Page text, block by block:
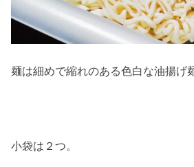
麺は細めで縮れのある色白な油揚げ
小袋は２つ。